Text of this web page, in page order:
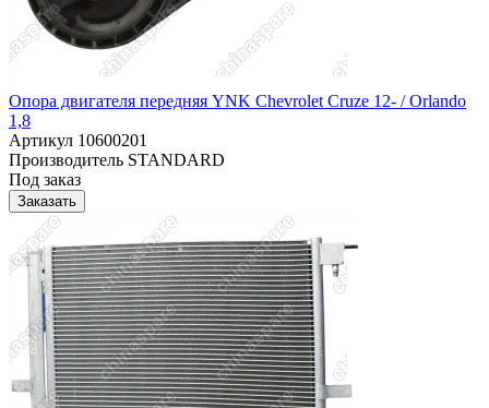
Опора двигателя передняя YNK Chevrolet Cruze 12- / Orlando
1,8
Артикул 10600201
Производитель STANDARD
Под заказ
Заказать